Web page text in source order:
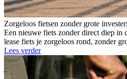
Zorgeloos fietsen zonder grote
Een nieuwe fiets zonder direct diep in
lease fiets je zorgeloos rond, zonder
Lees verder